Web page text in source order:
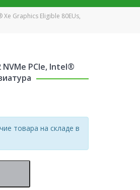
Graphics Eligible 80EUs,
NVMe PCIe, Intel®
товара на складе в